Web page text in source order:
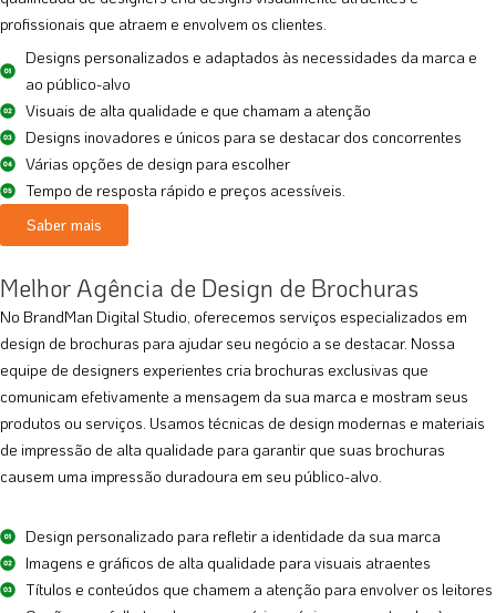
profissionais que atraem e envolvem os clientes.
Designs personalizados e adaptados às necessidades da marca e
ao público-alvo
Visuais de alta qualidade e que chamam a atenção
Designs inovadores e únicos para se destacar dos concorrentes
Várias opções de design para escolher
Tempo de resposta rápido e preços acessíveis.
Saber mais
Melhor Agência de Design de Brochuras
No BrandMan Digital Studio, oferecemos serviços especializados em
design de brochuras para ajudar seu negócio a se destacar. Nossa
equipe de designers experientes cria brochuras exclusivas que
comunicam efetivamente a mensagem da sua marca e mostram seus
produtos ou serviços. Usamos técnicas de design modernas e materiais
de impressão de alta qualidade para garantir que suas brochuras
causem uma impressão duradoura em seu público-alvo.
Design personalizado para refletir a identidade da sua marca
Imagens e gráficos de alta qualidade para visuais atraentes
Títulos e conteúdos que chamem a atenção para envolver os leitores